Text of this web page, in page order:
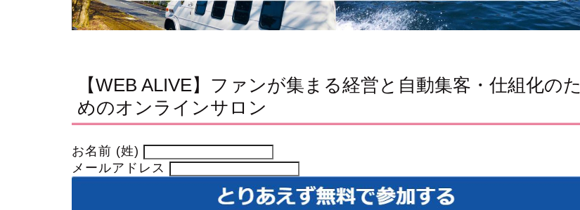
【WEB ALIVE】ファンが集まる経営と自動集客・仕組化のた
めのオンラインサロン
お名前 (姓)
メールアドレス